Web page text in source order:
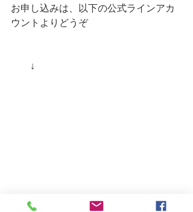
お申し込みは、以下の公式ラインアカ
ウントよりどうぞ
↓